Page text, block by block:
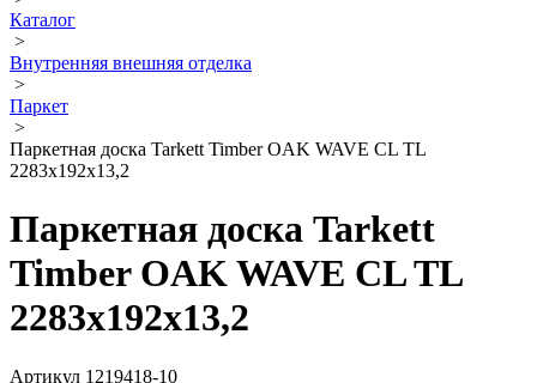
Каталог
>
Внутренняя внешняя отделка
>
Паркет
>
Паркетная доска Tarkett Timber OAK WAVE CL TL
2283х192х13,2
Паркетная доска Tarkett
Timber OAK WAVE CL TL
2283х192х13,2
Артикул 1219418-10